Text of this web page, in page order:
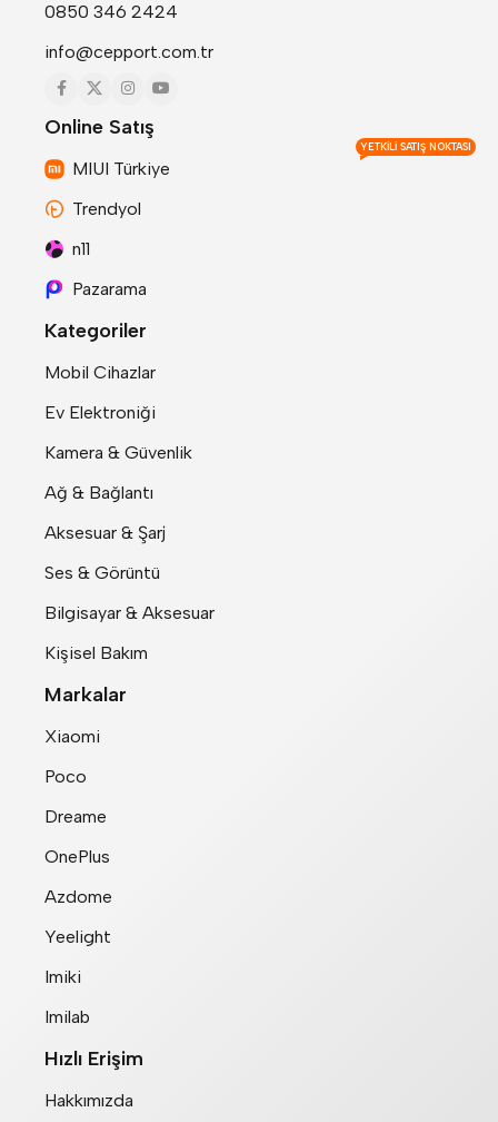
0850 346 2424
info@cepport.com.tr
Online Satış
MIUI Türkiye
YETKILI SATIŞ NOKTASI
Trendyol
n11
Pazarama
Kategoriler
Mobil Cihazlar
Ev Elektroniği
Kamera & Güvenlik
Ağ & Bağlantı
Aksesuar & Şarj
Ses & Görüntü
Bilgisayar & Aksesuar
Kişisel Bakım
Markalar
Xiaomi
Poco
Dreame
OnePlus
Azdome
Yeelight
Imiki
Imilab
Hızlı Erişim
Hakkımızda